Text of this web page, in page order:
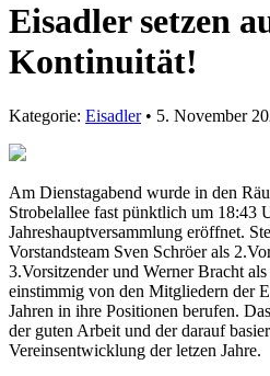
Eisadler setzen
Kontinuität!
Kategorie: Eisadler• 5. November
Am Dienstagabend wurde in den
Strobelallee fast pünktlich um 18:43
Jahreshauptversammlung eröffnet.
Vorstandsteam Sven Schröer als
3.Vorsitzender und Werner Bracht
einstimmig von den Mitgliedern der
Jahren in ihre Positionen berufen.
der guten Arbeit und der darauf
Vereinsentwicklung der letzen Jahre.